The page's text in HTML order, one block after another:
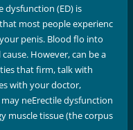
dysfunction (ED) is
most people experienc
penis. Blood flo into
However, can be a
that firm, talk with
with your doctor,
neErectile dysfunction
muscle tissue (the corpus